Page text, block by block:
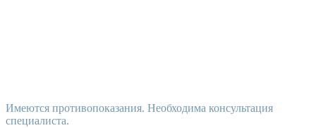
Имеются противопоказания. Необходима консультация
специалиста.